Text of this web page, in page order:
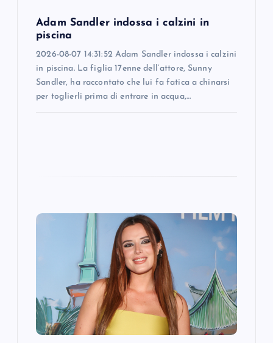
Adam Sandler indossa i calzini in
piscina
2026-08-07 14:31:52 Adam Sandler indossa i calzini
in piscina. La figlia 17enne dell’attore, Sunny
Sandler, ha raccontato che lui fa fatica a chinarsi
per toglierli prima di entrare in acqua,…